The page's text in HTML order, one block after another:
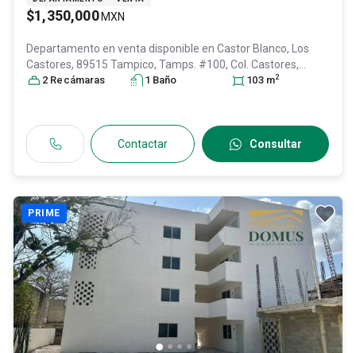
$1,350,000 MXN
Departamento en venta disponible en Castor Blanco, Los
Castores, 89515 Tampico, Tamps. #100, Col. Castores,
Ciudad Madero, Tamaulipas, México , C.P. 89515, ID:
2 Recámaras 1 Baño 103 m2
Contactar Consultar
PRIME